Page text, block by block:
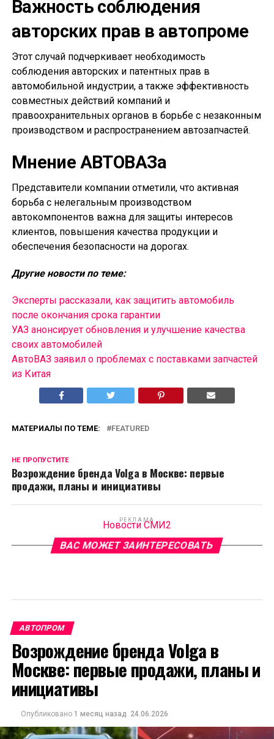
Важность соблюдения
авторских прав в автопроме
Этот случай подчеркивает необходимость
соблюдения авторских и патентных прав в
автомобильной индустрии, а также эффективность
совместных действий компаний и
правоохранительных органов в борьбе с незаконным
производством и распространением автозапчастей.
Мнение АВТОВАЗа
Представители компании отметили, что активная
борьба с нелегальным производством
автокомпонентов важна для защиты интересов
клиентов, повышения качества продукции и
обеспечения безопасности на дорогах.
Другие новости по теме:
Эксперты рассказали, как защитить автомобиль
после окончания срока гарантии
УАЗ анонсирует обновления и улучшение качества
своих автомобилей
АвтоВАЗ заявил о проблемах с поставками запчастей
из Китая
МАТЕРИАЛЫ ПО ТЕМЕ: FEATURED
НЕ ПРОПУСТИТЕ
Возрождение бренда Volga в Москве: первые
продажи, планы и инициативы
РЕКЛАМА
Новости СМИ2
ВАС МОЖЕТ ЗАИНТЕРЕСОВАТЬ
АВТОПРОМ
Возрождение бренда Volga в
Москве: первые продажи, планы и
инициативы
Опубликовано 1 месяц назад 24.06.2026